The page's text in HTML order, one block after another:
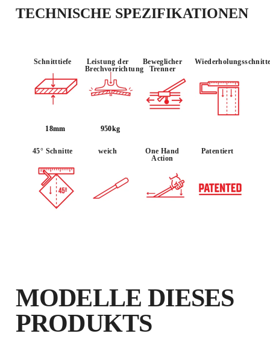
DURCH DIE REGISTRIERUNG
DIESES PRODUKTS IM RUBI CLUB
RUBI PUNKTE
KOSTENLOSE
GARANTIEVERLÄNGERUNG
FÜR BERECHTIGTE
TECHNISCHE SPEZIFIKATIONEN
Schnitttiefe
18mm
Leistung der
Brechvorrichtung
950kg
Beweglicher
Trenner
45° Schnitte weich
One Hand
Action
Patentiert
MODELLE DIESES
PRODUKTS